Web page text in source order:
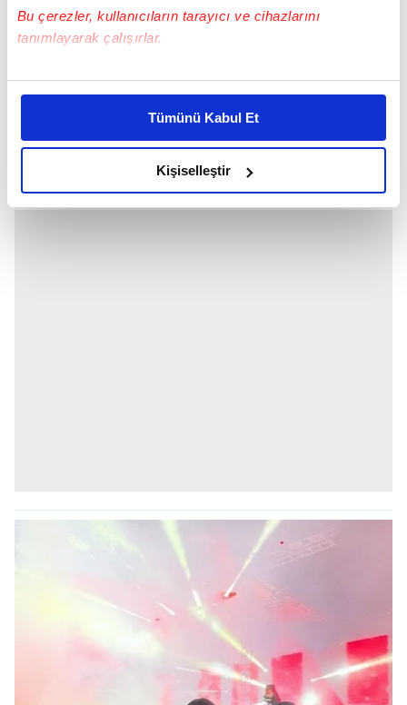
Bu çerezler, kullanıcıların tarayıcı ve cihazlarını
tanımlayarak çalışırlar.
Bu çerezlere izin vermeniz halinde sizlere özel
daha iyi reklam deneyimi yaşatabiliriz. Bunu yaparken
amacımızın size daha iyi bir reklam deneyimi sunmak
olduğunu ve sizlere en iyi içerikleri sunabilmek adına
elimizden gelen çabayı gösterdiğimizi ve bu noktada,
reklamların maliyetlerimizi karşılamak noktasında tek gelir
reklam/pazarlama faaliyetlerinin yapılması, amaçlarıyla
sınırlı olarak açık rızanız dahilinde kullanılacaktır.
Çerezlere ilişkin tercihlerinizi aşağıda yer alan panel
vasıtasıyla belirleyebilirsiniz. Çerezlere ilişkin detaylı bilgi
için Ayarlar butonuna tıklayabilir,Çerez Bilgilendirme
ziyaret edebilirsiniz.
6698 sayılı Kişisel Verilerin Korunması Kanunu uyarınca
Tümünü Kabul Et
Kişiselleştir
Defne Samyeli ve Eren Talu'nun küçük kızları
Derin Talu, bu durum karşısında; sessizliğini
korudu ve araca bindi. O sırada Talu'nun erkek
muhabirlere yönelik hareketlerine devam etti.